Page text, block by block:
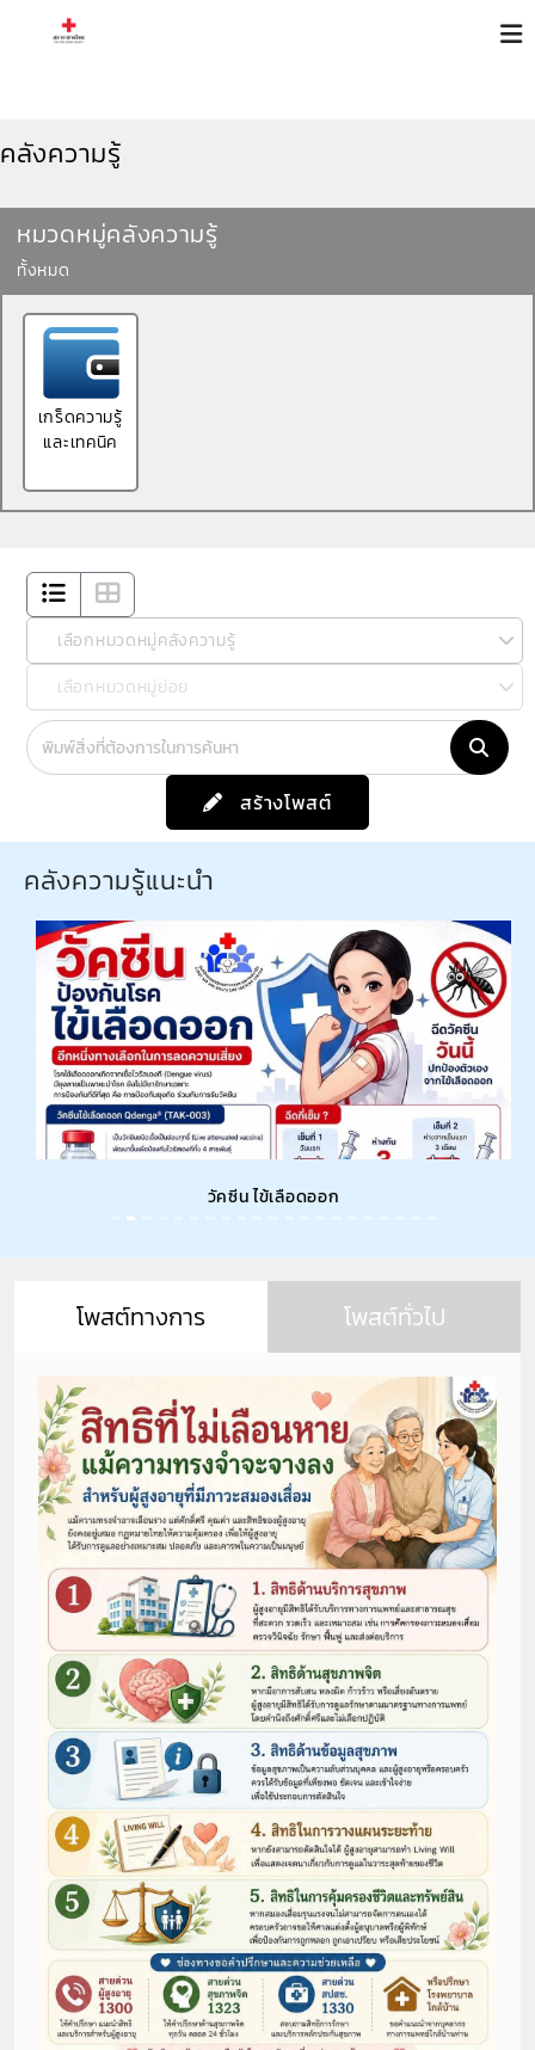
คลังความรู้
หมวดหมู่คลังความรู้
ทั้งหมด
เกร็ดความรู้
และเทคนิค
เลือกหมวดหมู่คลังความรู้
เลือกหมวดหมู่ย่อย
สร้างโพสต์
คลังความรู้แนะนำ
วัคซีน ไข้เลือดออก
โพสต์ทางการ โพสต์ทั่วไป